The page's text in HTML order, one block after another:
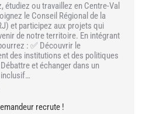
étudiez ou travaillez en Centre-Val
le Conseil Régional de la
et participez aux projets qui
de notre territoire. En intégrant
: ✅ Découvrir le
des institutions et des politiques
et échanger dans un
recrute !